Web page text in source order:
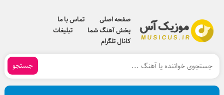
صفحه اصلی
تماس با ما
پخش آهنگ شما
تبلیغات
کانال تلگرام
جستجو